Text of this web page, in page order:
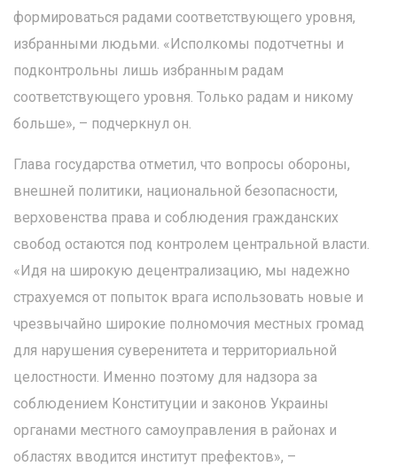
формироваться радами соответствующего уровня,
избранными людьми. «Исполкомы подотчетны и
подконтрольны лишь избранным радам
соответствующего уровня. Только радам и никому
больше», – подчеркнул он.
Глава государства отметил, что вопросы обороны,
внешней политики, национальной безопасности,
верховенства права и соблюдения гражданских
свобод остаются под контролем центральной власти.
«Идя на широкую децентрализацию, мы надежно
страхуемся от попыток врага использовать новые и
чрезвычайно широкие полномочия местных громад
для нарушения суверенитета и территориальной
целостности. Именно поэтому для надзора за
соблюдением Конституции и законов Украины
органами местного самоуправления в районах и
областях вводится институт префектов», –